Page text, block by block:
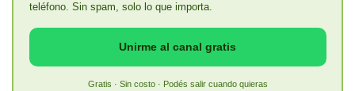
teléfono. Sin spam, solo lo que importa.
Unirme al canal gratis
Gratis · Sin costo · Podés salir cuando quieras